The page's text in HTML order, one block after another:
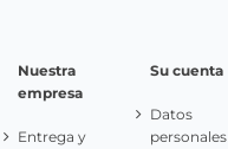
Nuestra
empresa
Entrega y
Su cuenta
Datos
personales